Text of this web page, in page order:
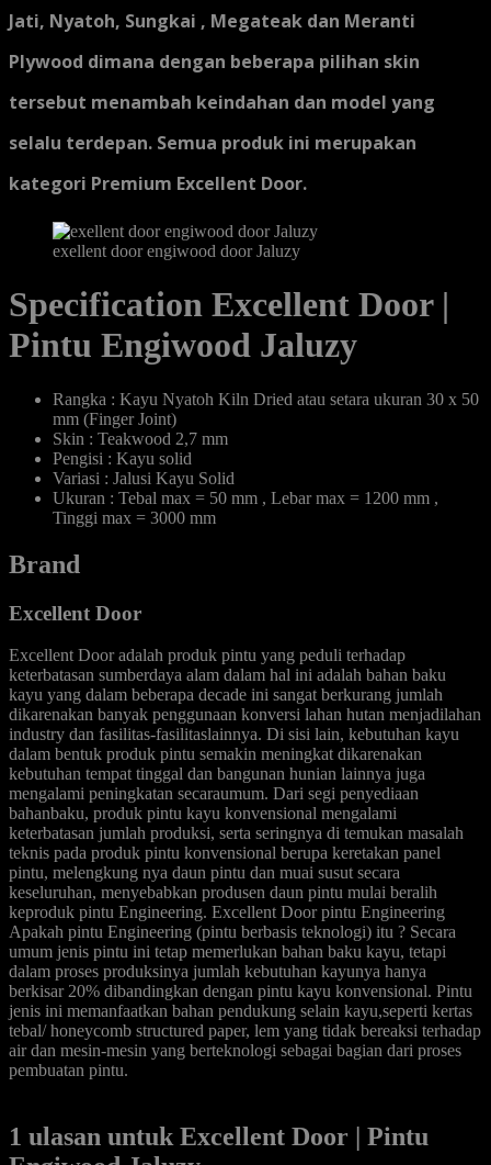
Jati, Nyatoh, Sungkai , Megateak dan Meranti
Plywood dimana dengan beberapa pilihan skin
tersebut menambah keindahan dan model yang
selalu terdepan. Semua produk ini merupakan
kategori Premium Excellent Door.
exellent door engiwood door Jaluzy
Specification Excellent Door |
Pintu Engiwood Jaluzy
Rangka : Kayu Nyatoh Kiln Dried atau setara ukuran 30 x 50
mm (Finger Joint)
Skin : Teakwood 2,7 mm
Pengisi : Kayu solid
Variasi : Jalusi Kayu Solid
Ukuran : Tebal max = 50 mm , Lebar max = 1200 mm ,
Tinggi max = 3000 mm
Brand
Excellent Door
Excellent Door adalah produk pintu yang peduli terhadap
keterbatasan sumberdaya alam dalam hal ini adalah bahan baku
kayu yang dalam beberapa decade ini sangat berkurang jumlah
dikarenakan banyak penggunaan konversi lahan hutan menjadilahan
industry dan fasilitas-fasilitaslainnya. Di sisi lain, kebutuhan kayu
dalam bentuk produk pintu semakin meningkat dikarenakan
kebutuhan tempat tinggal dan bangunan hunian lainnya juga
mengalami peningkatan secaraumum. Dari segi penyediaan
bahanbaku, produk pintu kayu konvensional mengalami
keterbatasan jumlah produksi, serta seringnya di temukan masalah
teknis pada produk pintu konvensional berupa keretakan panel
pintu, melengkung nya daun pintu dan muai susut secara
keseluruhan, menyebabkan produsen daun pintu mulai beralih
keproduk pintu Engineering. Excellent Door pintu Engineering
Apakah pintu Engineering (pintu berbasis teknologi) itu ? Secara
umum jenis pintu ini tetap memerlukan bahan baku kayu, tetapi
dalam proses produksinya jumlah kebutuhan kayunya hanya
berkisar 20% dibandingkan dengan pintu kayu konvensional. Pintu
jenis ini memanfaatkan bahan pendukung selain kayu,seperti kertas
tebal/ honeycomb structured paper, lem yang tidak bereaksi terhadap
air dan mesin-mesin yang berteknologi sebagai bagian dari proses
pembuatan pintu.
1 ulasan untukExcellent Door | Pintu